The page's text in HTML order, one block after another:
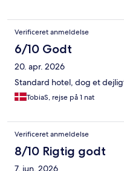
Verificeret anmeldelse
6/10 Godt
20. apr. 2026
Standard hotel, dog et
TobiaS, rejse på 1 nat
Verificeret anmeldelse
8/10 Rigtig godt
7. jun. 2026